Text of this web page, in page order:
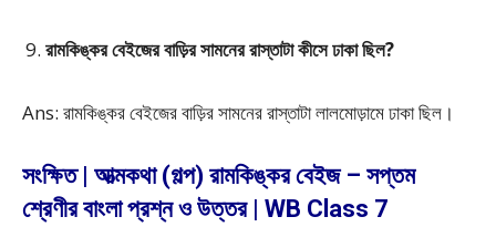
রামকিঙ্কর বেইজের বাড়ির সামনের রাস্তাটা কীসে ঢাকা ছিল?
Ans: রামকিঙ্কর বেইজের বাড়ির সামনের রাস্তাটা লালমোড়ামে ঢাকা ছিল।
সংক্ষিত | আত্মকথা (গল্প) রামকিঙ্কর বেইজ – সপ্তম
শ্রেণীর বাংলা প্রশ্ন ও উত্তর | WB Class 7